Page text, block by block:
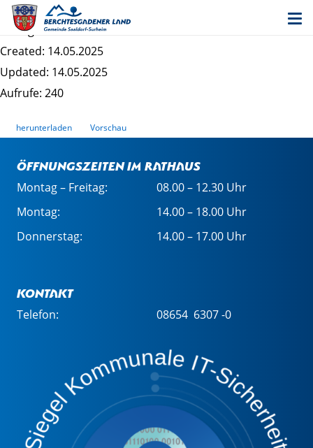
50_Anmeldung HfK St. MartinKr
Dateigrösse: 523.00 KB
Created: 14.05.2025
Updated: 14.05.2025
Aufrufe: 240
herunterladen Vorschau
Öffnungszeiten im Rathaus
Montag – Freitag:
08.00 – 12.30 Uhr
Montag:
14.00 – 18.00 Uhr
Donnerstag:
14.00 – 17.00 Uhr
Kontakt
Telefon: 08654 6307 -0